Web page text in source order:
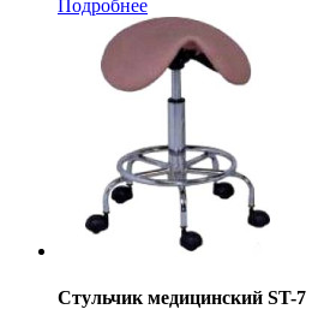
Подробнее
Стульчик медицинский ST-7